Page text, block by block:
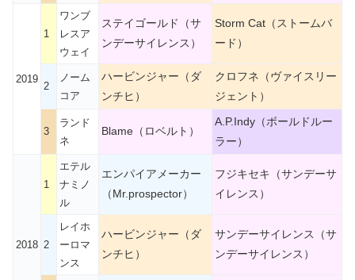
2019
1
ワンブ
レスア
ウェイ
ステイゴールド（サ
ンデーサイレンス）
Storm Cat（ストームバ
ード）
2
ノーム
コア
ハービンジャー（ダ
ンチヒ）
クロフネ（ヴァイスリー
ジェント）
3
ランド
ネ
Blame（ロベルト）
A.P.Indy（ボールドルー
ラー）
2018
1
エテル
ナミノ
ル
エンパイアメーカー
（Mr.prospector）
フジキセキ（サンデーサ
イレンス）
2
レイホ
ーロマ
ンス
ハービンジャー（ダ
ンチヒ）
サンデーサイレンス（サ
ンデーサイレンス）